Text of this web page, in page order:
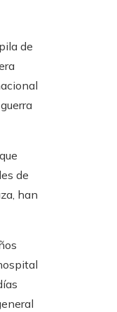
de
de
han